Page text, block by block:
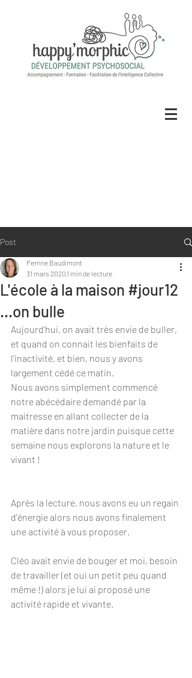
Post
L'école à la maison #jour12
...on bulle
Perrine Baudimont
31 mars 2020 1 min de lecture
Aujourd'hui, on avait très envie de buller,
et quand on connait les bienfaits de
l'inactivité, et bien, nous y avons
largement cédé ce matin.
Nous avons simplement commencé
notre abécédaire demandé par la
maitresse en allant collecter de la
matière dans notre jardin puisque cette
semaine nous explorons la nature et le
vivant !
Après la lecture, nous avons eu un regain
d'énergie alors nous avons finalement
une activité à vous proposer.
Cléo avait envie de bouger et moi, besoin
de travailler (et oui un petit peu quand
même !) alors je lui ai proposé une
activité rapide et vivante.